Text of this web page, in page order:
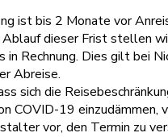
ist bis 2 Monate vor
Ablauf dieser Frist stellen
in Rechnung. Dies gilt bei
Abreise.
sich die
COVID-19 einzudämmen,
vor, den Termin zu